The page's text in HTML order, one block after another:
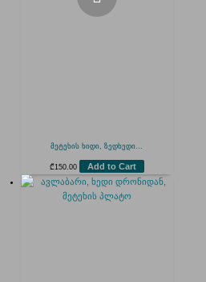
მეტეხის ხიდი, ზედხედი...
₾150.00 Add to Cart